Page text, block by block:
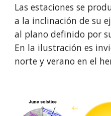
Las estaciones se
a la inclinación de su
al plano definido por
En la ilustración es
norte y verano en el